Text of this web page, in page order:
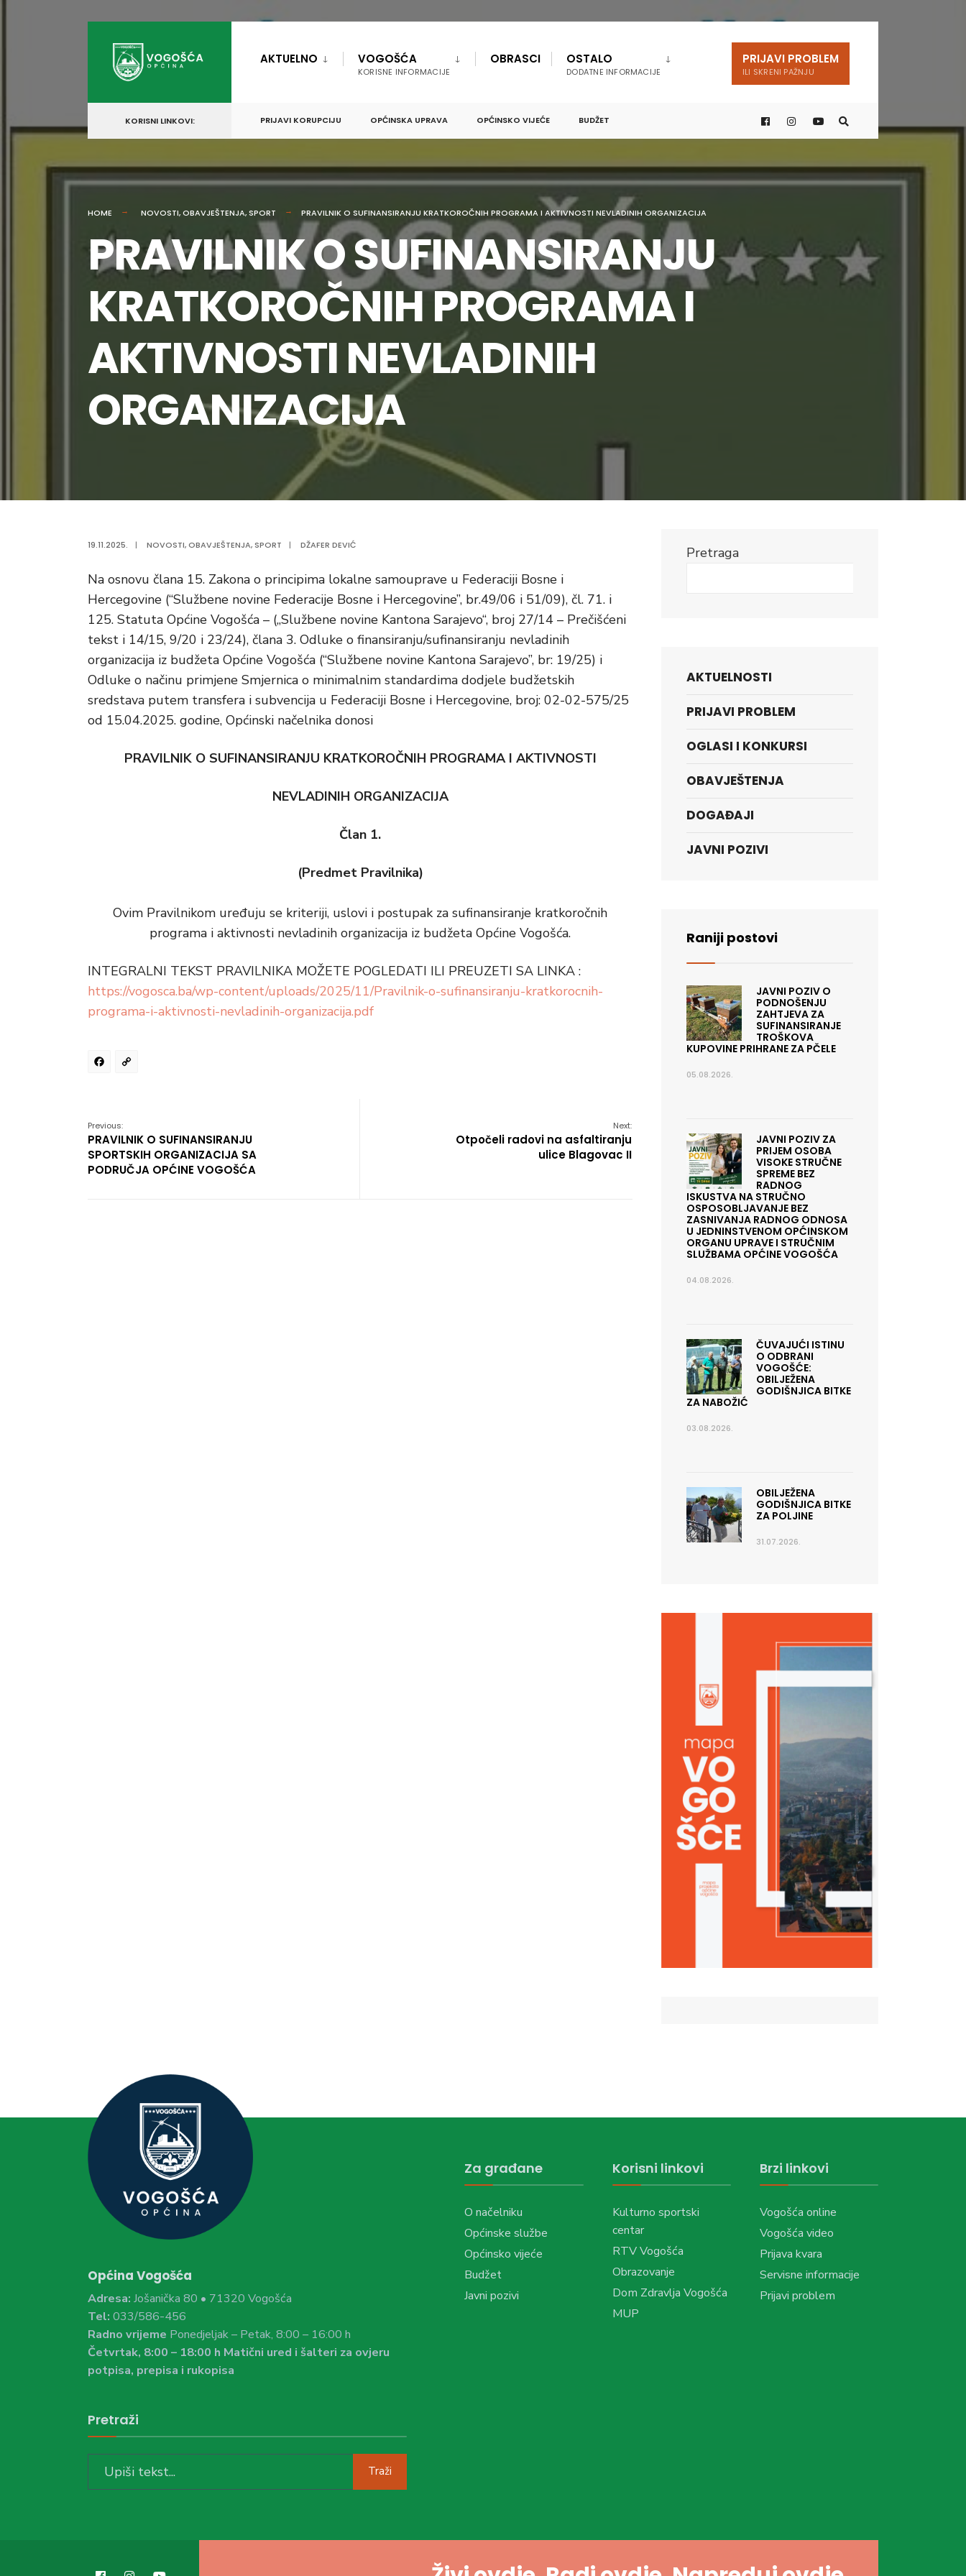
content
AKTUELNO VOGOŠĆA
KORISNE INFORMACIJE
OBRASCI OSTALO
DODATNE INFORMACIJE
PRIJAVI PROBLEM
ILI SKRENI PAŽNJU
KORISNI LINKOVI: PRIJAVI KORUPCIJU OPĆINSKA UPRAVA OPĆINSKO VIJEĆE BUDŽET
HOME NOVOSTI,OBAVJEŠTENJA,SPORT PRAVILNIK O SUFINANSIRANJU KRATKOROČNIH PROGRAMA I AKTIVNOSTI NEVLADINIH ORGANIZACIJA
PRAVILNIK O SUFINANSIRANJU
KRATKOROČNIH PROGRAMA I
AKTIVNOSTI NEVLADINIH
ORGANIZACIJA
19.11.2025. | NOVOSTI,OBAVJEŠTENJA, SPORT | DŽAFER DEVIĆ
Na osnovu člana 15. Zakona o principima lokalne samouprave u Federaciji Bosne i
Hercegovine (“Službene novine Federacije Bosne i Hercegovine”, br.49/06 i 51/09), čl. 71. i
125. Statuta Općine Vogošća – („Službene novine Kantona Sarajevo“, broj 27/14 – Prečišćeni
tekst i 14/15, 9/20 i 23/24), člana 3. Odluke o finansiranju/sufinansiranju nevladinih
organizacija iz budžeta Općine Vogošća (“Službene novine Kantona Sarajevo”, br: 19/25) i
Odluke o načinu primjene Smjernica o minimalnim standardima dodjele budžetskih
sredstava putem transfera i subvencija u Federaciji Bosne i Hercegovine, broj: 02-02-575/25
od 15.04.2025. godine, Općinski načelnika donosi
PRAVILNIK O SUFINANSIRANJU KRATKOROČNIH PROGRAMA I AKTIVNOSTI
NEVLADINIH ORGANIZACIJA
Član 1.
(Predmet Pravilnika)
Ovim Pravilnikom uređuju se kriteriji, uslovi i postupak za sufinansiranje kratkoročnih
programa i aktivnosti nevladinih organizacija iz budžeta Općine Vogošća.
INTEGRALNI TEKST PRAVILNIKA MOŽETE POGLEDATI ILI PREUZETI SA LINKA :
https://vogosca.ba/wp-content/uploads/2025/11/Pravilnik-o-sufinansiranju-kratkorocnih-
programa-i-aktivnosti-nevladinih-organizacija.pdf
Facebook
Previous:
PRAVILNIK O SUFINANSIRANJU
SPORTSKIH ORGANIZACIJA SA
PODRUČJA OPĆINE VOGOŠĆA
Next:
Otpočeli radovi na asfaltiranju
ulice Blagovac II
Pretraga
AKTUELNOSTI
PRIJAVI PROBLEM
OGLASI I KONKURSI
OBAVJEŠTENJA
DOGAĐAJI
JAVNI POZIVI
Raniji postovi
JAVNI POZIV O
PODNOŠENJU
ZAHTJEVA ZA
SUFINANSIRANJE
TROŠKOVA
KUPOVINE PRIHRANE ZA PČELE
05.08.2026.
JAVNI POZIV ZA
PRIJEM OSOBA
VISOKE STRUČNE
SPREME BEZ
RADNOG
ISKUSTVA NA STRUČNO
OSPOSOBLJAVANJE BEZ
ZASNIVANJA RADNOG ODNOSA
U JEDNINSTVENOM OPĆINSKOM
ORGANU UPRAVE I STRUČNIM
SLUŽBAMA OPĆINE VOGOŠĆA
04.08.2026.
ČUVAJUĆI ISTINU
O ODBRANI
VOGOŠĆE:
OBILJEŽENA
GODIŠNJICA BITKE
ZA NABOŽIĆ
03.08.2026.
OBILJEŽENA
GODIŠNJICA BITKE
ZA POLJINE
31.07.2026.
Općina Vogošća
Adresa: Jošanička 80 • 71320 Vogošća
Tel: 033/586-456
Radno vrijeme Ponedjeljak – Petak, 8:00 – 16:00 h
Četvrtak, 8:00 – 18:00 h Matični ured i šalteri za ovjeru
potpisa, prepisa i rukopisa
Pretraži
Traži
Za građane
O načelniku
Općinske službe
Općinsko vijeće
Budžet
Javni pozivi
Korisni linkovi
Kulturno sportski
centar
RTV Vogošća
Obrazovanje
Dom Zdravlja Vogošća
MUP
Brzi linkovi
Vogošća online
Vogošća video
Prijava kvara
Servisne informacije
Prijavi problem